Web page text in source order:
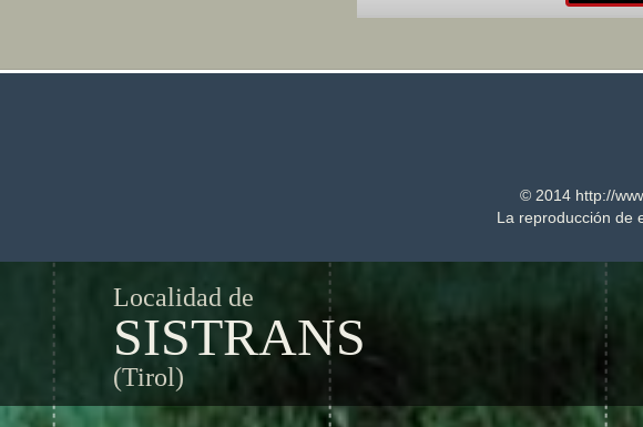
© 2014 http://
La reproducción de
Localidad de
SISTRANS
(Tirol)